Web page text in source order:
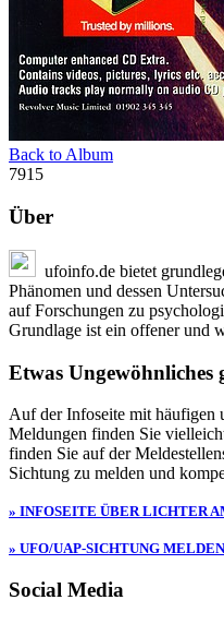
Back to Album
7915
Über
ufoinfo.de bietet
Phänomen und dessen
auf Forschungen zu
Grundlage ist ein offener und
Etwas Ungewöhnliches
Auf der Infoseite mit häufigen
Meldungen finden Sie
finden Sie auf der
Sichtung zu melden und
» INFOSEITE ÜBER LICHTER
» UFO/UAP-SICHTUNG
Social Media